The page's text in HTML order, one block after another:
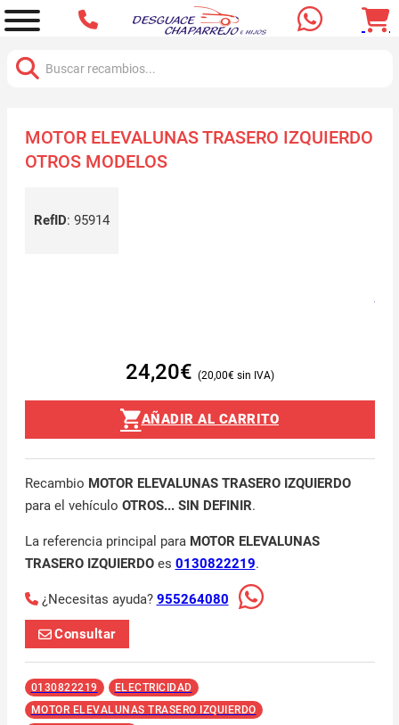
MOTOR ELEVALUNAS TRASERO IZQUIERDO
OTROS MODELOS
RefID: 95914
24,20€ 20,00€
AÑADIR AL CARRITO
Recambio MOTOR ELEVALUNAS TRASERO IZQUIERDO
para el vehículo OTROS... SIN DEFINIR.
La referencia principal para MOTOR ELEVALUNAS
TRASERO IZQUIERDOes 0130822219.
¿Necesitas ayuda? 955264080
Consultar
0130822219
ELECTRICIDAD
MOTOR ELEVALUNAS TRASERO IZQUIERDO